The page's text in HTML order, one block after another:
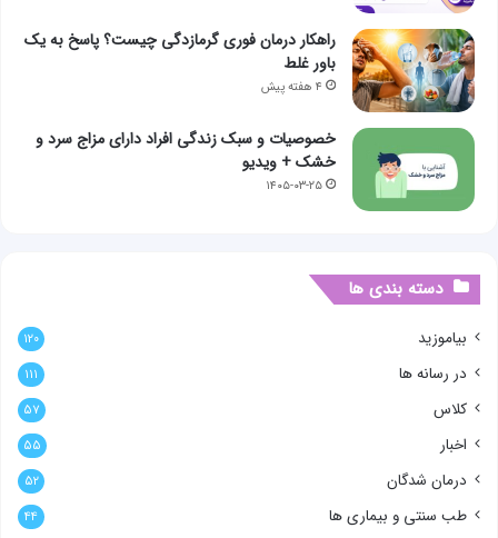
راهکار درمان فوری گرمازدگی چیست؟ پاسخ به یک
باور غلط
۴ هفته پیش
خصوصیات و سبک زندگی افراد دارای مزاج سرد و
خشک + ویدیو
۱۴۰۵-۰۳-۲۵
دسته بندی ها
بیاموزید ۱۲۰
در رسانه ها ۱۱۱
کلاس ۵۷
اخبار ۵۵
درمان شدگان ۵۲
طب سنتی و بیماری ها ۴۴